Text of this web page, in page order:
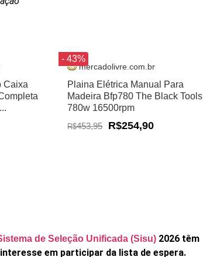
Caixa
- 43%
mercadolivre.com.br
Plaina Elétrica Manual Para
Madeira Bfp780 The Black Tools
780w 16500rpm
R$453,95 R$254,90
de Seleção Unificada (Sisu) 2026 têm
em participar da lista de espera.